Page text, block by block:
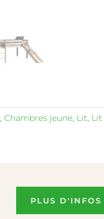
, Chambres jeune, Lit, Lit
PLUS